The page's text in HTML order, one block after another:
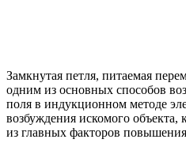
Замкнутая петля, питаемая
одним из основ­ных способов
поля в индукционном методе
возбуждения искомого объекта,
из главных факторов